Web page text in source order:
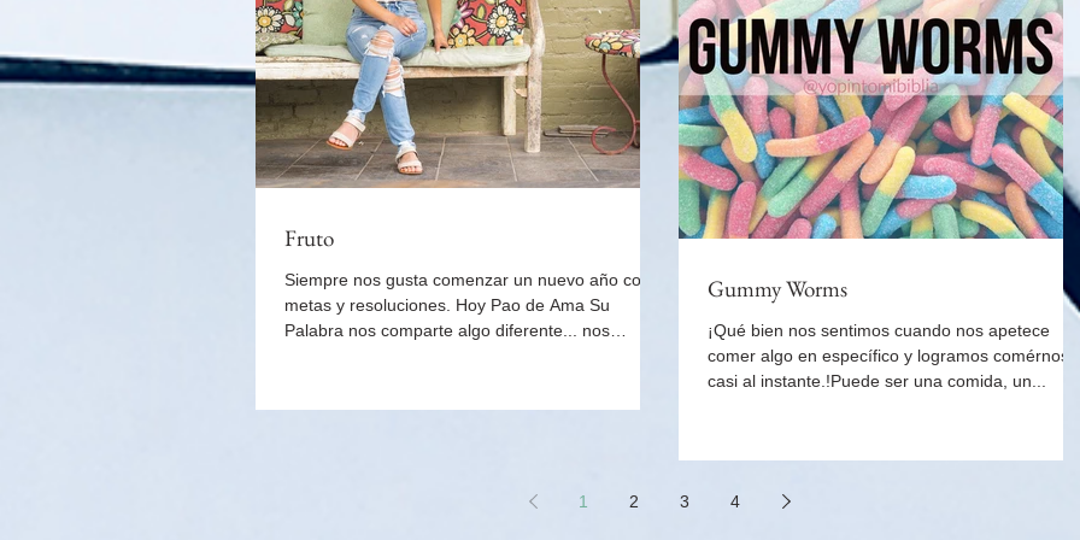
Fruto
Siempre nos gusta comenzar un nuevo año con
metas y resoluciones. Hoy Pao de Ama Su
Palabra nos comparte algo diferente... nos
Gummy Worms
¡Qué bien nos sentimos cuando nos apetece
comer algo en específico y logramos
casi al instante.!Puede ser una comida, un...
1 2 3 4